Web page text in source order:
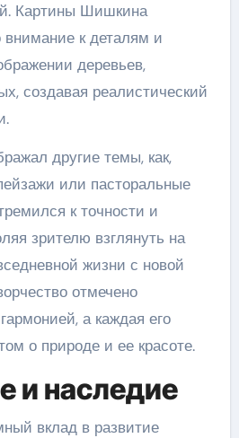
Картины Шишкина
к деталям и
деревьев,
создавая реалистический
другие темы, как,
или пасторальные
к точности и
зрителю взглянуть на
жизни с новой
отмечено
а каждая его
о природе и ее красоте.
и наследие
вклад в развитие